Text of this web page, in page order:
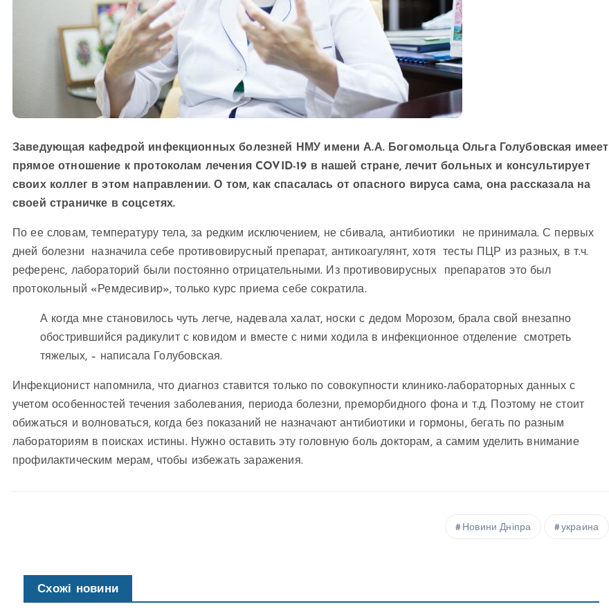
Заведующая кафедрой инфекционных болезней НМУ имени А.А. Богомольца Ольга Голубовская имеет
прямое отношение к протоколам лечения COVID-19 в нашей стране, лечит больных и консультирует
своих коллег в этом направлении. О том, как спасалась от опасного вируса сама, она рассказала на
своей страничке в соцсетях.
По ее словам, температуру тела, за редким исключением, не сбивала, антибиотики не принимала. С первых
дней болезни назначила себе противовирусный препарат, антикоагулянт, хотя тесты ПЦР из разных, в т.ч.
референс, лабораторий были постоянно отрицательными. Из противовирусных препаратов это был
протокольный «Ремдесивир», только курс приема себе сократила.
А когда мне становилось чуть легче, надевала халат, носки с дедом Морозом, брала свой внезапно
обострившийся радикулит с ковидом и вместе с ними ходила в инфекционное отделение смотреть
тяжелых, – написала Голубовская.
Инфекционист напомнила, что диагноз ставится только по совокупности клинико-лабораторных данных с
учетом особенностей течения заболевания, периода болезни, преморбидного фона и т.д. Поэтому не стоит
обижаться и волноваться, когда без показаний не назначают антибиотики и гормоны, бегать по разным
лабораториям в поисках истины. Нужно оставить эту головную боль докторам, а самим уделить внимание
профилактическим мерам, чтобы избежать заражения.
Новини Дніпра украина
Схожі новини